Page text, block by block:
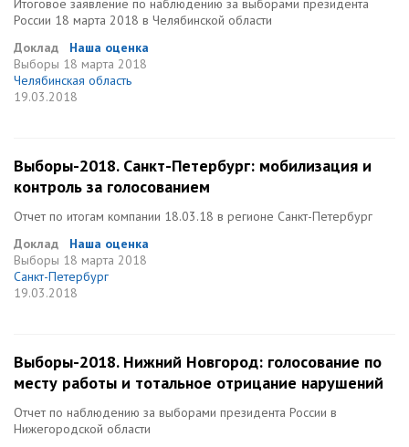
Итоговое заявление по наблюдению за выборами президента
России 18 марта 2018 в Челябинской области
Доклад
Наша оценка
Выборы 18 марта 2018
Челябинская область
19.03.2018
Выборы-2018. Санкт-Петербург: мобилизация и
контроль за голосованием
Отчет по итогам компании 18.03.18 в регионе Санкт-Петербург
Доклад
Наша оценка
Выборы 18 марта 2018
Санкт-Петербург
19.03.2018
Выборы-2018. Нижний Новгород: голосование по
месту работы и тотальное отрицание нарушений
Отчет по наблюдению за выборами президента России в
Нижегородской области